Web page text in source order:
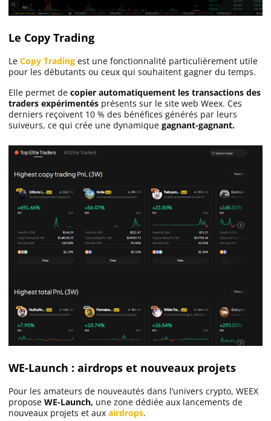
Le Copy Trading
Le Copy Trading est une fonctionnalité particulièrement utile
pour les débutants ou ceux qui souhaitent gagner du temps.
Elle permet de copier automatiquement les transactions des
traders expérimentés présents sur le site web Weex. Ces
derniers reçoivent 10 % des bénéfices générés par leurs
suiveurs, ce qui crée une dynamique gagnant-gagnant.
WE-Launch : airdrops et nouveaux projets
Pour les amateurs de nouveautés dans l’univers crypto, WEEX
propose WE-Launch, une zone dédiée aux lancements de
nouveaux projets et aux airdrops.